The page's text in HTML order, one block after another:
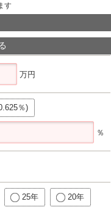
す
万円
％)
％
25年 20年